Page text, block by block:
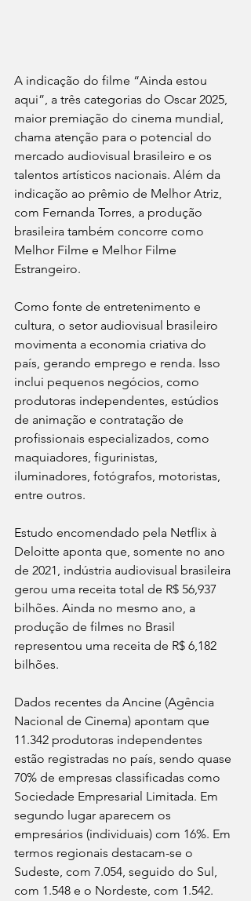
A indicação do filme “Ainda estou
aqui”, a três categorias do Oscar 2025,
maior premiação do cinema mundial,
chama atenção para o potencial do
mercado audiovisual brasileiro e os
talentos artísticos nacionais. Além da
indicação ao prêmio de Melhor Atriz,
com Fernanda Torres, a produção
brasileira também concorre como
Melhor Filme e Melhor Filme
Estrangeiro.
Como fonte de entretenimento e
cultura, o setor audiovisual brasileiro
movimenta a economia criativa do
país, gerando emprego e renda. Isso
inclui pequenos negócios, como
produtoras independentes, estúdios
de animação e contratação de
profissionais especializados, como
maquiadores, figurinistas,
iluminadores, fotógrafos, motoristas,
entre outros.
Estudo encomendado pela Netflix à
Deloitte aponta que, somente no ano
de 2021, indústria audiovisual brasileira
gerou uma receita total de R$ 56,937
bilhões. Ainda no mesmo ano, a
produção de filmes no Brasil
representou uma receita de R$ 6,182
bilhões.
Dados recentes da Ancine (Agência
Nacional de Cinema) apontam que
11.342 produtoras independentes
estão registradas no país, sendo quase
70% de empresas classificadas como
Sociedade Empresarial Limitada. Em
segundo lugar aparecem os
empresários (individuais) com 16%. Em
termos regionais destacam-se o
Sudeste, com 7.054, seguido do Sul,
com 1.548 e o Nordeste, com 1.542.